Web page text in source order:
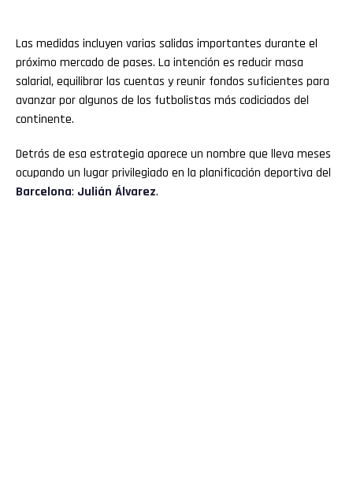
Las medidas incluyen varias salidas importantes durante el
próximo mercado de pases. La intención es reducir masa
salarial, equilibrar las cuentas y reunir fondos suficientes para
avanzar por algunos de los futbolistas más codiciados del
continente.
Detrás de esa estrategia aparece un nombre que lleva meses
ocupando un lugar privilegiado en la planificación deportiva del
Barcelona: Julián Álvarez.